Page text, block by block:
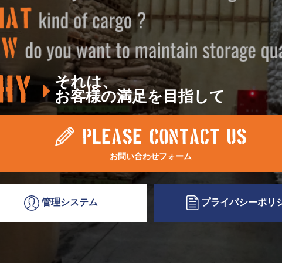
それは、
お客様の満足を目指して
お問い合わせフォーム
管理システム プライバシーポリ